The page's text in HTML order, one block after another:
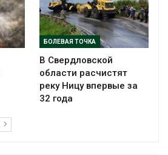
БОЛЕВАЯ ТОЧКА
В Свердловской
области расчистят
реку Ницу впервые за
32 года